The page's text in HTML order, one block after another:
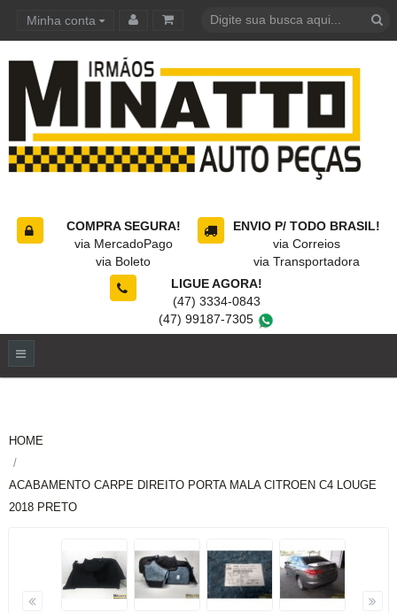
Minha conta
COMPRA SEGURA!
via MercadoPago
via Boleto
ENVIO P/ TODO BRASIL!
via Correios
via Transportadora
LIGUE AGORA!
(47) 3334-0843
(47) 99187-7305
HOME
ACABAMENTO CARPE DIREITO PORTA MALA CITROEN C4 LOUGE
2018 PRETO